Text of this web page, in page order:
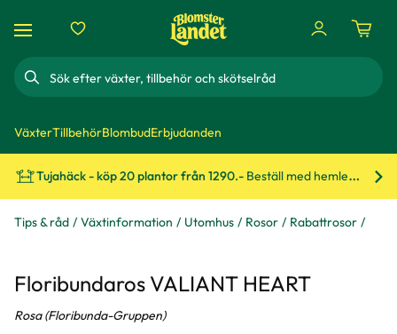
Sök
VäxterTillbehörBlombudErbjudanden
Tujahäck - köp 20 plantor från 1290.- Beställ med hemleverans!
Tips & råd Växtinformation Utomhus Rosor Rabattrosor
Floribundaros VALIANT HEART
Rosa (Floribunda-Gruppen)